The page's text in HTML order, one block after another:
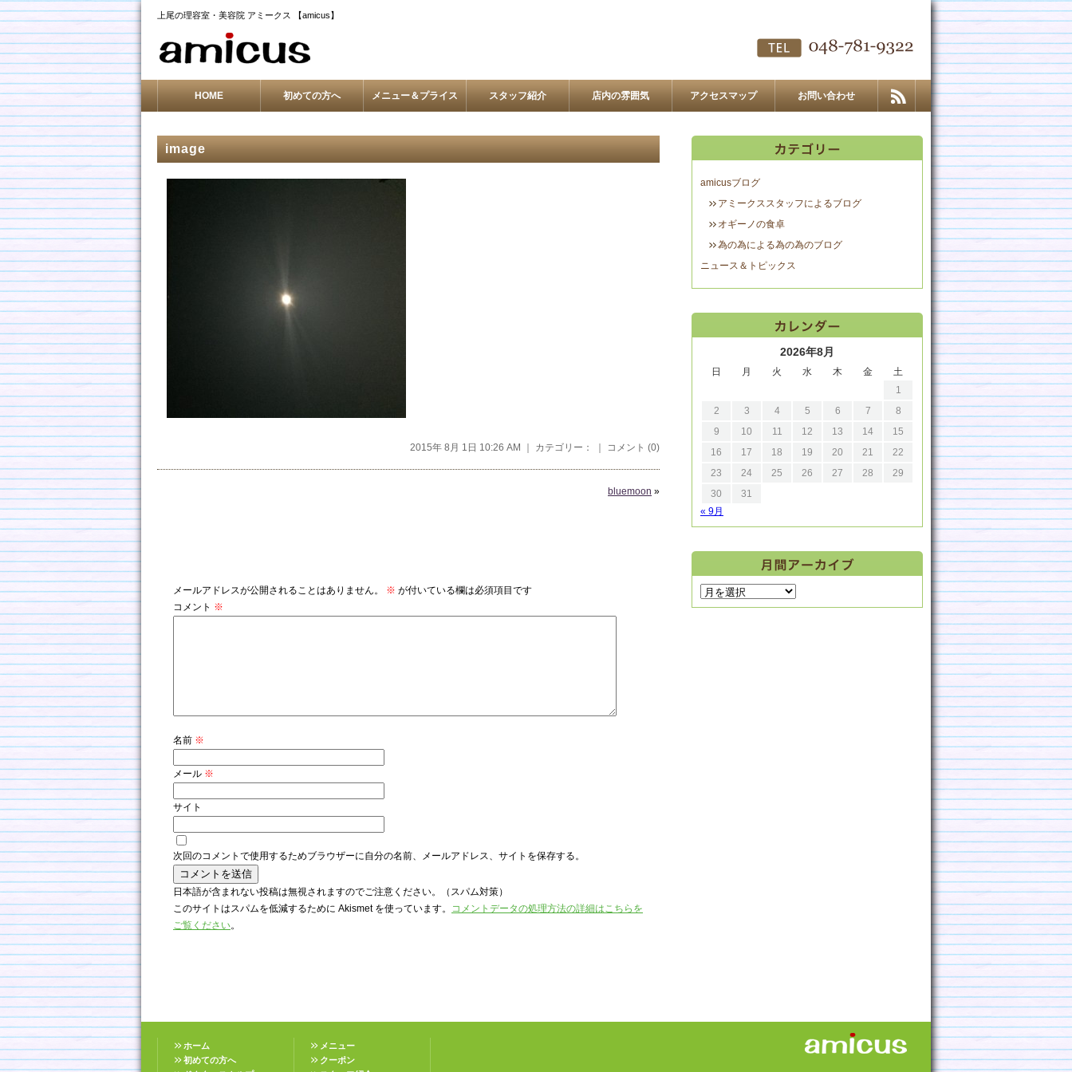
上尾の理容室・美容院 アミークス 【amicus】
HOME 初めての方へ メニュー＆プライス スタッフ紹介 店内の雰囲気 アクセスマップ お問い合わせ
image
2015年 8月 1日 10:26 AM ｜ カテゴリー： ｜ コメント (0)
bluemoon »
メールアドレスが公開されることはありません。 ※ が付いている欄は必須項目です
コメント ※
名前 ※
メール ※
サイト
次回のコメントで使用するためブラウザーに自分の名前、メールアドレス、サイトを保存する。
日本語が含まれない投稿は無視されますのでご注意ください。（スパム対策）
このサイトはスパムを低減するために Akismet を使っています。 コメントデータの処理方法の詳細はこちらを
ご覧ください。
amicusブログ
アミークススタッフによるブログ
オギーノの食卓
為の為による為の為のブログ
ニュース＆トピックス
2026年8月
日 月 火 水 木 金
土
1
2
3 4 5 6 7
8
9
10 11 12 13 14
15
16
17 18 19 20 21
22
23
24 25 26 27 28
29
30
31
« 9月
ホーム
初めての方へ
メニュー
クーポン